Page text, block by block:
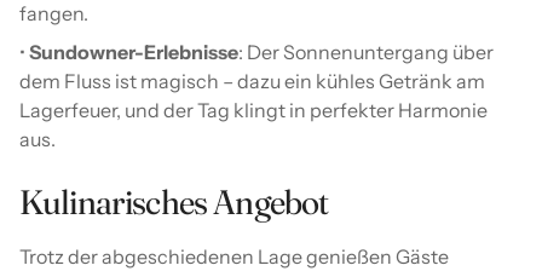
fangen.
• Sundowner-Erlebnisse: Der Sonnenuntergang über
dem Fluss ist magisch – dazu ein kühles Getränk am
Lagerfeuer, und der Tag klingt in perfekter Harmonie
aus.
Kulinarisches Angebot
Trotz der abgeschiedenen Lage genießen Gäste